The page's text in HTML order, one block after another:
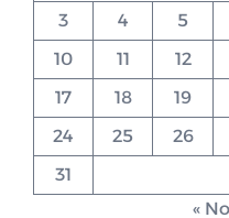
3
4 5
10
11 12
17
18 19
24
25 26
31
«